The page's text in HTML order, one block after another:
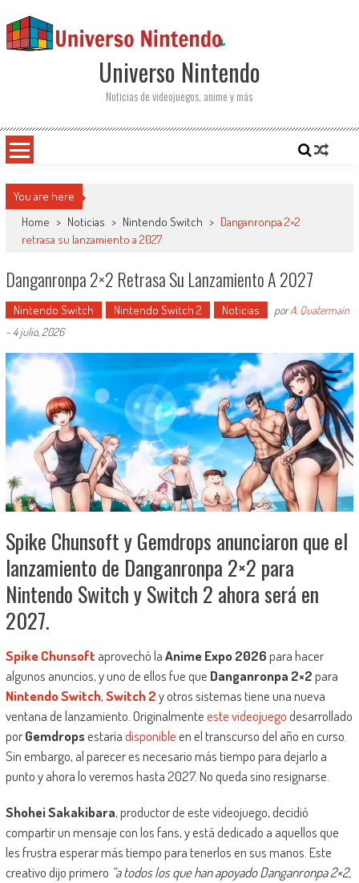
Universo Nintendo
Noticias de videojuegos, anime y más
You are here
Home > Noticias > Nintendo Switch > Danganronpa 2×2
retrasa su lanzamiento a 2027
Danganronpa 2×2 Retrasa Su Lanzamiento A 2027
Nintendo Switch Nintendo Switch 2 Noticias porA. Quatermain
- 4 julio, 2026
Spike Chunsoft y Gemdrops anunciaron que el
lanzamiento de Danganronpa 2×2 para
Nintendo Switch y Switch 2 ahora será en
2027.
Spike Chunsoft aprovechó laAnime Expo 2026para hacer
algunos anuncios, y uno de ellos fue que Danganronpa 2×2para
Nintendo Switch,Switch 2y otros sistemas tiene una nueva
ventana de lanzamiento. Originalmenteeste videojuegodesarrollado
porGemdropsestaríadisponibleen el transcurso del año en curso.
Sin embargo, al parecer es necesario más tiempo para dejarlo a
punto y ahora lo veremos hasta 2027. No queda sino resignarse.
Shohei Sakakibara, productor de este videojuego, decidió
compartir un mensaje con los fans, y está dedicado a aquellos que
les frustra esperar más tiempo para tenerlos en sus manos. Este
creativo dijo primero “a todos los que han apoyado Danganronpa 2×2,